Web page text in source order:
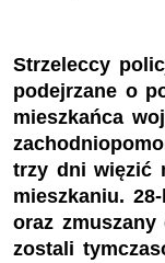
Strzeleccy
podejrzane o
mieszkańca
trzy dni więzić
mieszkaniu.
oraz zmuszany
zostali